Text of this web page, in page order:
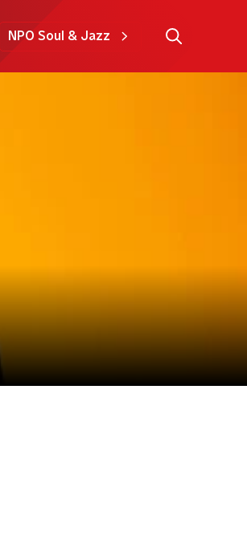
NPO Soul & Jazz